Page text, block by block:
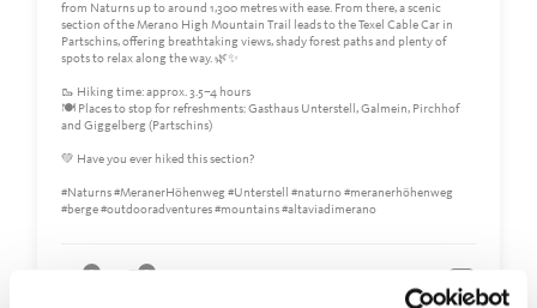
from Naturns up to around 1,300 metres with ease. From there, a scenic
section of the Merano High Mountain Trail leads to the Texel Cable Car in
Partschins, offering breathtaking views, shady forest paths and plenty of
spots to relax along the way. 🌿✨
🥾 Hiking time: approx. 3.5–4 hours
🍽️ Places to stop for refreshments: Gasthaus Unterstell, Galmein, Pirchhof
and Giggelberg (Partschins)
💚 Have you ever hiked this section?
#Naturns #MeranerHöhenweg #Unterstell #naturno #meranerhöhenweg
#berge #outdooradventures #mountains #altaviadimerano
0 0